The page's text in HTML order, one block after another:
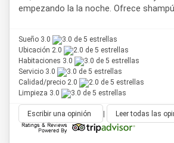
empezando la la noche. Ofrece
Sueño 3.0
Ubicación 2.0
Habitaciones 3.0
Servicio 3.0
Calidad/precio 2.0
Limpieza 3.0
Escribir una opinión | Leer todas las